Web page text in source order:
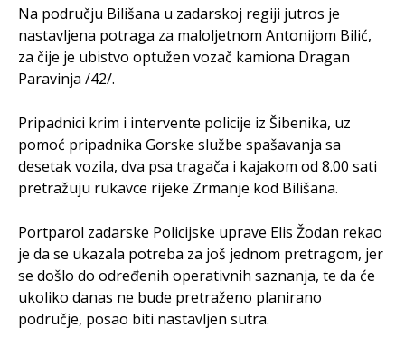
Na području Bilišana u zadarskoj regiji jutros je
nastavljena potraga za maloljetnom Antonijom Bilić,
za čije je ubistvo optužen vozač kamiona Dragan
Paravinja /42/.
Pripadnici krim i intervente policije iz Šibenika, uz
pomoć pripadnika Gorske službe spašavanja sa
desetak vozila, dva psa tragača i kajakom od 8.00 sati
pretražuju rukavce rijeke Zrmanje kod Bilišana.
Portparol zadarske Policijske uprave Elis Žodan rekao
je da se ukazala potreba za još jednom pretragom, jer
se došlo do određenih operativnih saznanja, te da će
ukoliko danas ne bude pretraženo planirano
područje, posao biti nastavljen sutra.